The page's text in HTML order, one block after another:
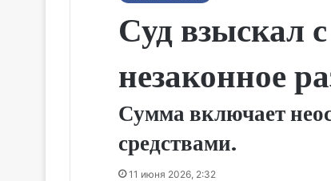
Суд взыскал
незаконное
Сумма включает
средствами.
11 июня 2026, 2:32